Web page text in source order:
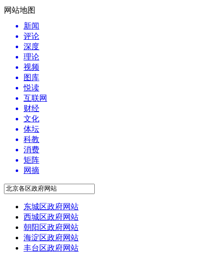
网站地图
新闻
评论
深度
理论
视频
图库
悦读
互联网
财经
文化
体坛
科教
消费
矩阵
网摘
东城区政府网站
西城区政府网站
朝阳区政府网站
海淀区政府网站
丰台区政府网站